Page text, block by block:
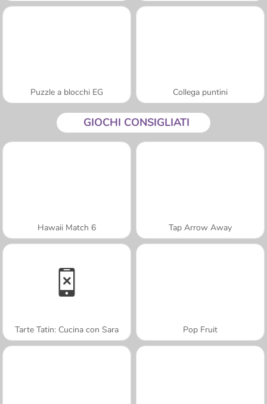
Puzzle a blocchi EG Collega puntini
GIOCHI CONSIGLIATI
Hawaii Match 6 Tap Arrow Away
Tarte Tatin: Cucina con Sara Pop Fruit